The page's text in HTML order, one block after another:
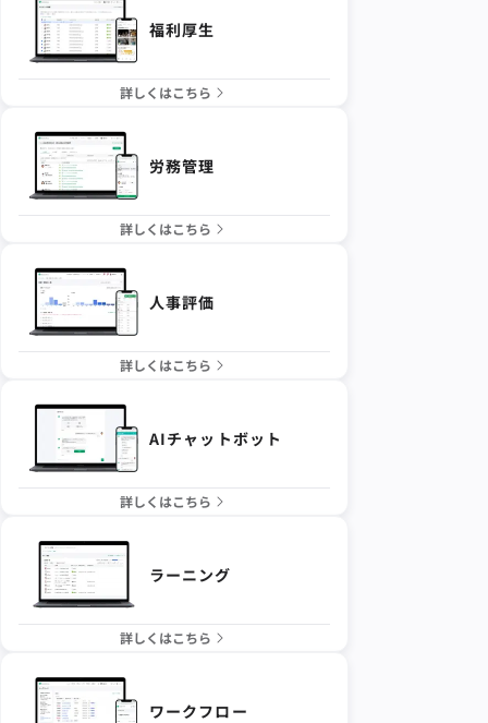
福利厚生
詳しくはこちら
労務管理
詳しくはこちら
人事評価
詳しくはこちら
AIチャットボット
詳しくはこちら
ラーニング
詳しくはこちら
ワークフロー